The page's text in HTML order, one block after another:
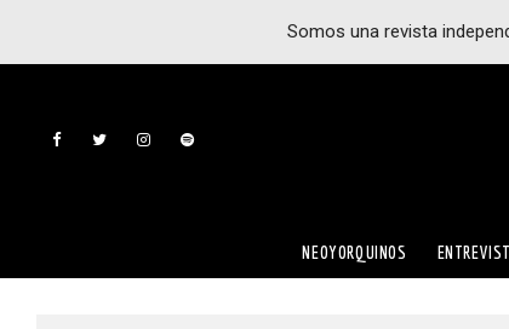
Somos una revista
NEOYORQUINOS